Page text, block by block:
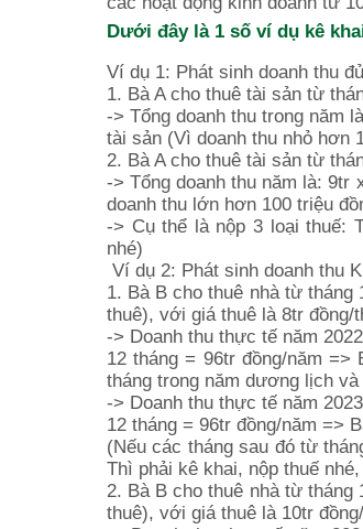
Dưới đây là 1 số ví dụ kê
Ví dụ 1: Phát sinh doanh thu
1. Bà A cho thuê tài sản từ
-> Tổng doanh thu trong năm
tài sản (Vì doanh thu nhỏ hơn
2. Bà A cho thuê tài sản từ
-> Tổng doanh thu năm là: 9tr
doanh thu lớn hơn 100 triệu
-> Cụ thể là nộp 3 loại thuế:
nhé)
Ví dụ 2: Phát sinh doanh thu
1. Bà B cho thuê nhà từ
thuê), với giá thuê là 8tr đồng/
-> Doanh thu thực tế năm
12 tháng = 96tr đồng/năm =>
tháng trong năm dương lịch
-> Doanh thu thực tế năm
12 tháng = 96tr đồng/năm =>
(Nếu các tháng sau đó từ
Thì phải kê khai, nộp thuế
2. Bà B cho thuê nhà từ
thuê), với giá thuê là 10tr